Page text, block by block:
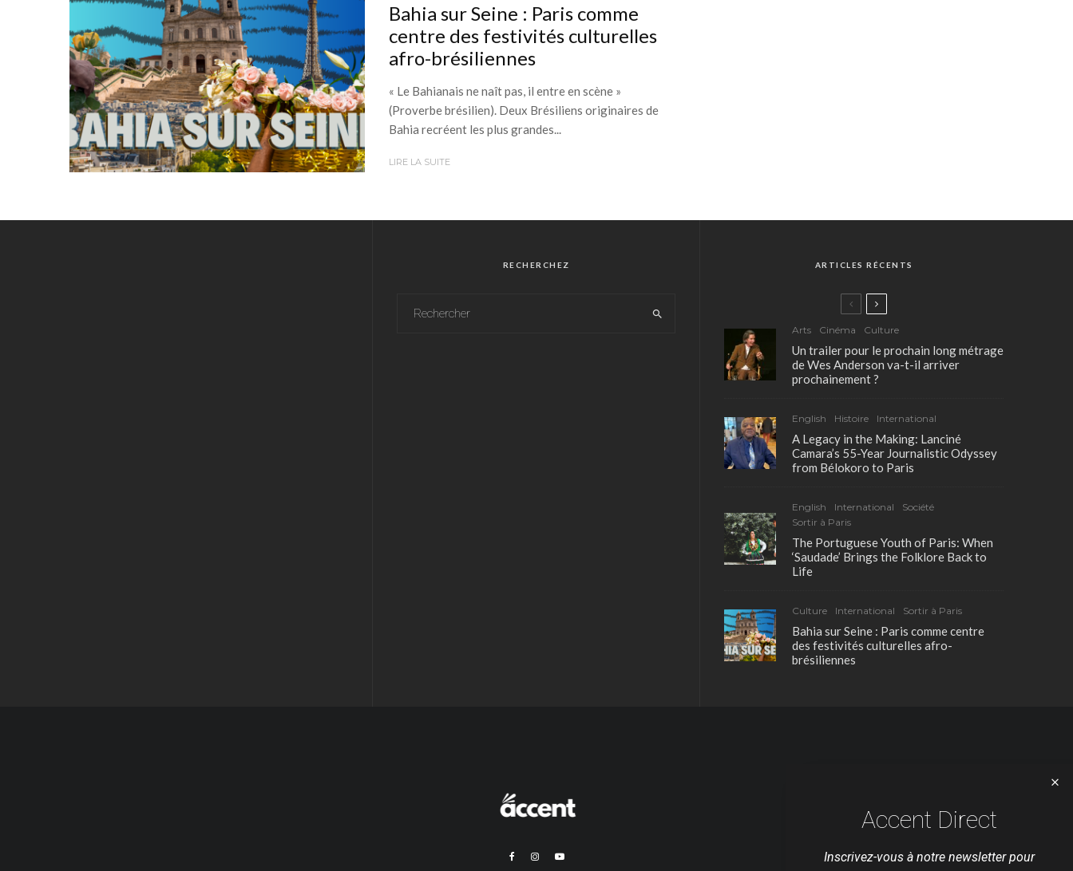
Bahia sur Seine : Paris comme
centre des festivités culturelles
afro-brésiliennes
« Le Bahianais ne naît pas, il entre en scène »
(Proverbe brésilien). Deux Brésiliens originaires de
Bahia recréent les plus grandes...
LIRE LA SUITE
RECHERCHEZ ARTICLES RÉCENTS
Arts Cinéma Culture
Un trailer pour le prochain long métrage
de Wes Anderson va-t-il arriver
prochainement ?
English Histoire International
A Legacy in the Making: Lanciné
Camara’s 55-Year Journalistic Odyssey
from Bélokoro to Paris
English International
Société
Sortir à Paris
The Portuguese Youth of Paris: When
‘Saudade’ Brings the Folklore Back to
Life
Culture International Sortir à Paris
Bahia sur Seine : Paris comme centre
des festivités culturelles afro-
brésiliennes
Accent Direct
Inscrivez-vous à notre newsletter pour